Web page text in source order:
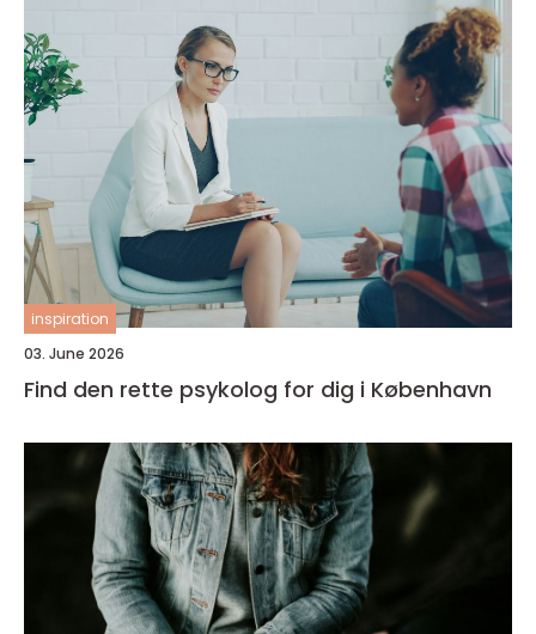
inspiration
03. June 2026
Find den rette psykolog for dig i København